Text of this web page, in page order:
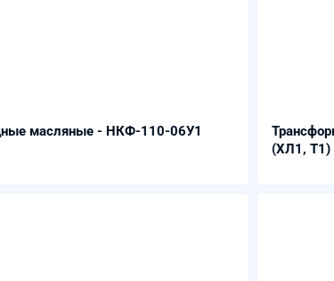
масляные - НКФ-110-06У1
(ХЛ1, Т1)